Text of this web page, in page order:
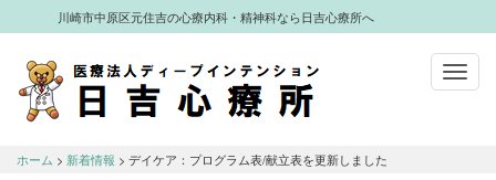
川崎市中原区元住吉の心療内科・精神科なら日吉心療所へ
なら日吉心療所へ
ホーム > 新着情報 > デイケア：プログラム表/献立表を更新しました